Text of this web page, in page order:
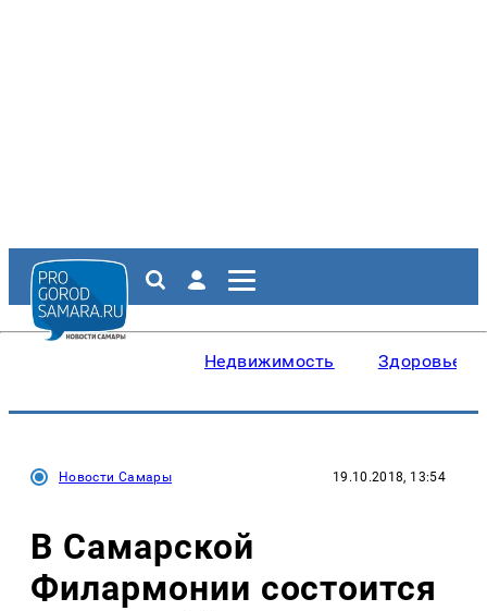
Недвижимость Здоровье
Новости Самары 19.10.2018, 13:54
В Самарской
Филармонии состоится